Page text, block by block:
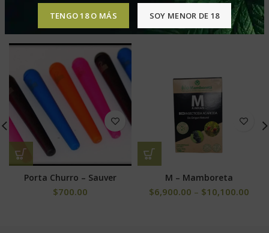
TENGO 18 O MÁS SOY MENOR DE 18
PRODUCTOS RELACIONADOS
Porta Churro – Sauver
$700.00
M – Mamboreta
$6,900.00 – $10,100.00